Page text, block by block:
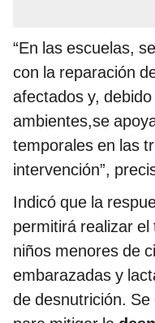
“En las escuelas,
con la reparación
afectados y,
ambientes,se
temporales en las
intervención”,
Indicó que la
permitirá realizar
niños menores de
embarazadas y
de desnutrición.